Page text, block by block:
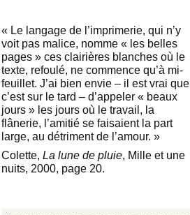
« Le langage de l’imprimerie, qui n’y
voit pas malice, nomme « les belles
pages » ces clairières blanches où le
texte, refoulé, ne commence qu’à mi-
feuillet. J’ai bien envie – il est vrai que
c’est sur le tard – d’appeler « beaux
jours » les jours où le travail, la
flânerie, l’amitié se faisaient la part
large, au détriment de l’amour. »
Colette, La lune de pluie, Mille et une
nuits, 2000, page 20.